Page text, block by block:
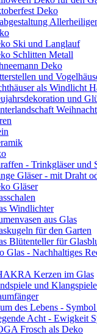
Deko
Ski und Langlauf
Schlitten Metall
Deko
und
als Windlicht
und
- Trinkgläser und
Gläser - mit Draht
Gläser
Windlichter
aus Glas
für den Garten
Blütenteller für
Glas - Nachhaltiges
Kerzen im Glas
und Klangspiele
des Lebens -
Acht - Ewigkeit
Frosch als Deko